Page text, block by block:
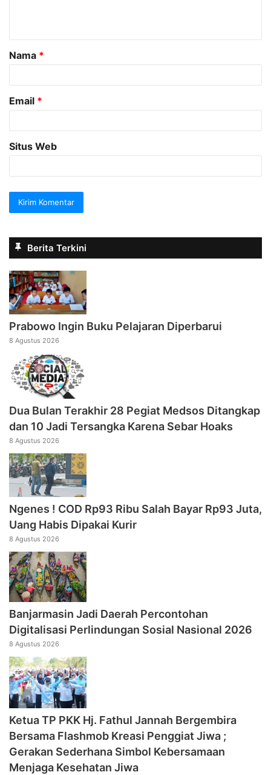
a
r
Nama *
Email *
Situs Web
Berita Terkini
Prabowo Ingin Buku Pelajaran Diperbarui
8 Agustus 2026
Dua Bulan Terakhir 28 Pegiat Medsos Ditangkap
dan 10 Jadi Tersangka Karena Sebar Hoaks
8 Agustus 2026
Ngenes ! COD Rp93 Ribu Salah Bayar Rp93 Juta,
Uang Habis Dipakai Kurir
8 Agustus 2026
Banjarmasin Jadi Daerah Percontohan
Digitalisasi Perlindungan Sosial Nasional 2026
8 Agustus 2026
‎Ketua TP PKK Hj. Fathul Jannah Bergembira
Bersama Flashmob Kreasi Penggiat Jiwa ;
Gerakan Sederhana Simbol Kebersamaan
Menjaga Kesehatan Jiwa